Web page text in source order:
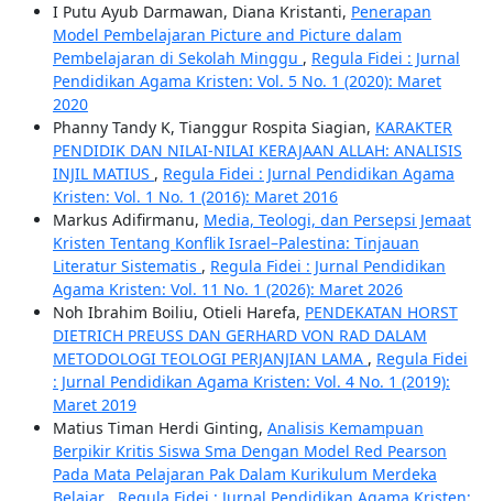
I Putu Ayub Darmawan, Diana Kristanti, Penerapan
Model Pembelajaran Picture and Picture dalam
Pembelajaran di Sekolah Minggu , Regula Fidei : Jurnal
Pendidikan Agama Kristen: Vol. 5 No. 1 (2020): Maret
2020
Phanny Tandy K, Tianggur Rospita Siagian, KARAKTER
PENDIDIK DAN NILAI-NILAI KERAJAAN ALLAH: ANALISIS
INJIL MATIUS , Regula Fidei : Jurnal Pendidikan Agama
Kristen: Vol. 1 No. 1 (2016): Maret 2016
Markus Adifirmanu, Media, Teologi, dan Persepsi Jemaat
Kristen Tentang Konflik Israel–Palestina: Tinjauan
Literatur Sistematis , Regula Fidei : Jurnal Pendidikan
Agama Kristen: Vol. 11 No. 1 (2026): Maret 2026
Noh Ibrahim Boiliu, Otieli Harefa, PENDEKATAN HORST
DIETRICH PREUSS DAN GERHARD VON RAD DALAM
METODOLOGI TEOLOGI PERJANJIAN LAMA , Regula Fidei
: Jurnal Pendidikan Agama Kristen: Vol. 4 No. 1 (2019):
Maret 2019
Matius Timan Herdi Ginting, Analisis Kemampuan
Berpikir Kritis Siswa Sma Dengan Model Red Pearson
Pada Mata Pelajaran Pak Dalam Kurikulum Merdeka